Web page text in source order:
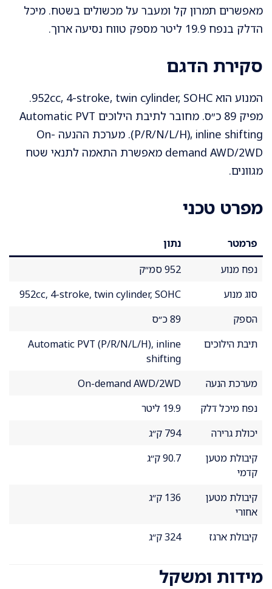
מאפשרים תמרון קל ומעבר על מכשולים בשטח. מיכל
הדלק בנפח 19.9 ליטר מספק טווח נסיעה ארוך.
סקירת הדגם
המנוע הוא 952cc, 4-stroke, twin cylinder, SOHC.
מפיק 89 כ״ס. מחובר לתיבת הילוכים Automatic PVT
(P/R/N/L/H), inline shifting. מערכת ההנעה On-
demand AWD/2WD מאפשרת התאמה לתנאי שטח
מגוונים.
מפרט טכני
פרמטר
נתון
נפח מנוע
952 סמ״ק
סוג מנוע
952cc, 4-stroke, twin cylinder, SOHC
הספק
89 כ״ס
תיבת הילוכים
Automatic PVT (P/R/N/L/H), inline
shifting
מערכת הנעה
On-demand AWD/2WD
נפח מיכל דלק
19.9 ליטר
יכולת גרירה
794 ק״ג
קיבולת מטען
קדמי
90.7 ק״ג
קיבולת מטען
אחורי
136 ק״ג
קיבולת ארגז 324 ק״ג
מידות ומשקל